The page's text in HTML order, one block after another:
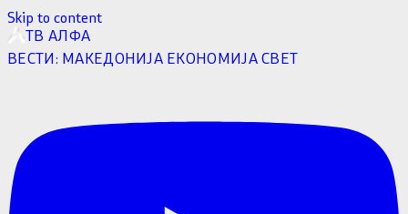
Skip to content
ТВ АЛФА
ВЕСТИ: МАКЕДОНИЈА ЕКОНОМИЈАСВЕТ